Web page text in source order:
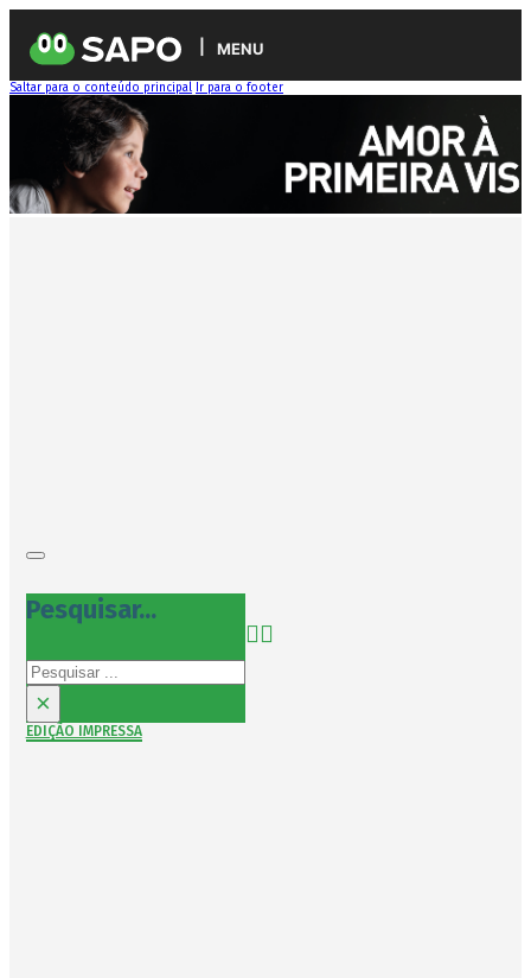
MENU
Saltar para o conteúdo principal Ir para o footer
Pesquisar...
Pesquisar
×
EDIÇÃO IMPRESSA